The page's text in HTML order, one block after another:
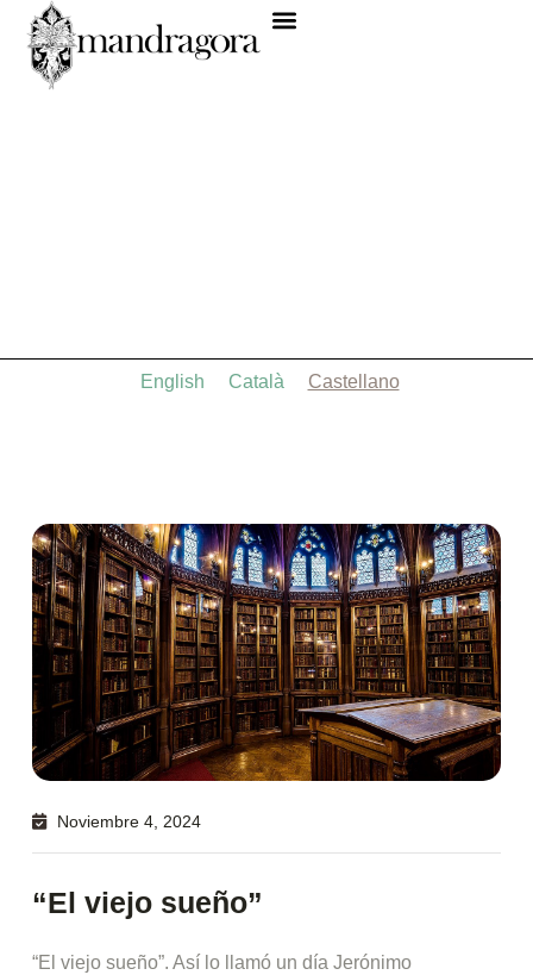
English Català Castellano
Noviembre 4, 2024
“El viejo sueño”
“El viejo sueño”. Así lo llamó un día Jerónimo